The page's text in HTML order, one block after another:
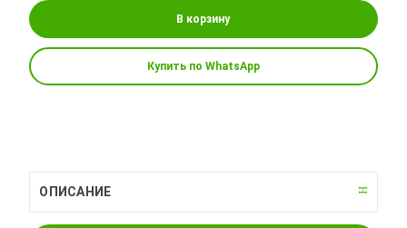
В корзину
Купить по WhatsApp
ОПИСАНИЕ